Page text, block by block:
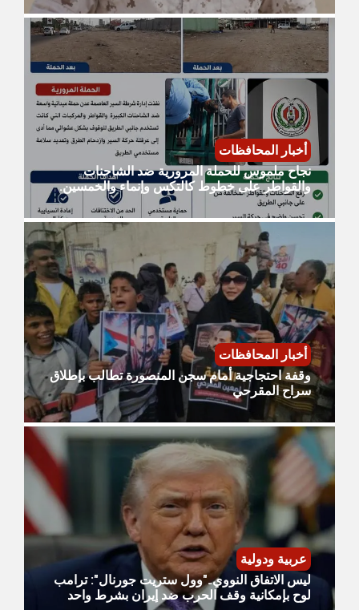
أخبار المحافظات
نجاح ملموس للحملة المرورية ضد الشاحنات
والقواطر على خطوط كالتكس وإنماء والخمسين.
أخبار المحافظات
وقفة احتجاجية أمام سجن المنصورة تطالب بإطلاق
سراح المقرحي
عربية ودولية
ليس الاتفاق النووي.."وول ستريت جورنال": ترامب
لوح بإمكانية وقف الحرب ضد إيران بشرط واحد